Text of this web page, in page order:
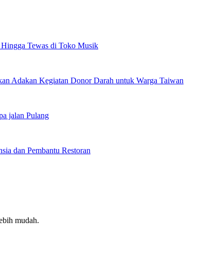
Tewas di Toko Musik
Adakan Kegiatan Donor Darah untuk Warga Taiwan
jalan Pulang
dan Pembantu Restoran
mudah.